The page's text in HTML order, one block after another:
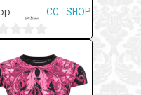
CC SHOP